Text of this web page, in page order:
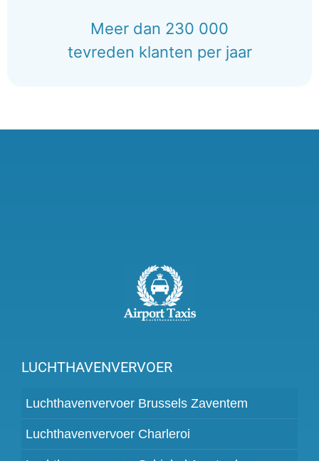
Meer dan 230 000
tevreden klanten per jaar
LUCHTHAVENVERVOER
Luchthavenvervoer Brussels Zaventem
Luchthavenvervoer Charleroi